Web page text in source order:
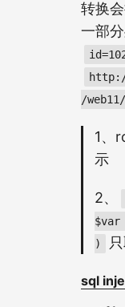
转换
一部
/
1、
示
2、
)
sql